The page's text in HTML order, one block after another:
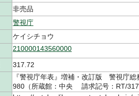
非売品
警視庁
ケイシチョウ
210000143560000
317.72
『警視庁年表』増補・改訂版 警視庁
980（所蔵館：中央 請求記号：RT/